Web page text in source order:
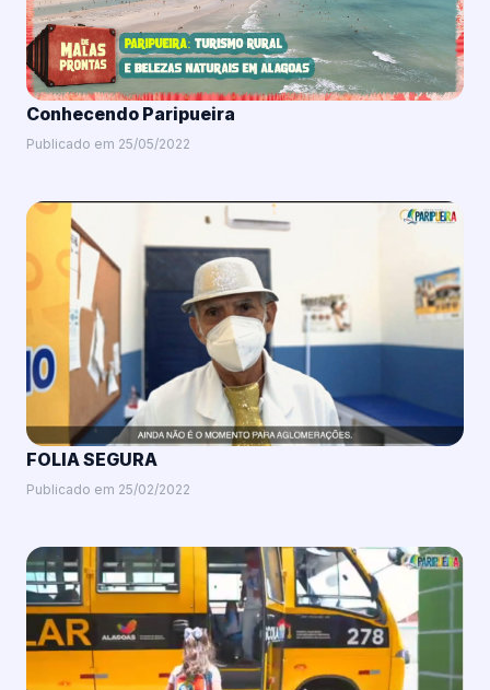
Conhecendo Paripueira
Publicado em 25/05/2022
FOLIA SEGURA
Publicado em 25/02/2022